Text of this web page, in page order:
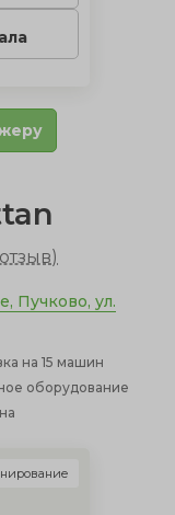
)
Пучково, ул.
на 15 машин
оборудование